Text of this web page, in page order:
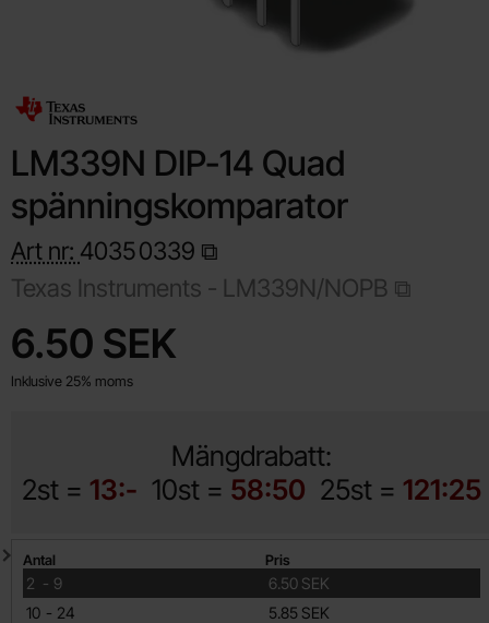
LM339N DIP-14 Quad
spänningskomparator
Art nr: 40350339
Texas Instruments - LM339N/NOPB
pris
6.50 SEK
Inklusive 25% moms
Mängdrabatt:
2st = 13:- 10st = 58:50 25st = 121:25
Mängdrabatt
Antal Pris
2 -
till 9
6.50 SEK
10 -
till 24
5.85 SEK